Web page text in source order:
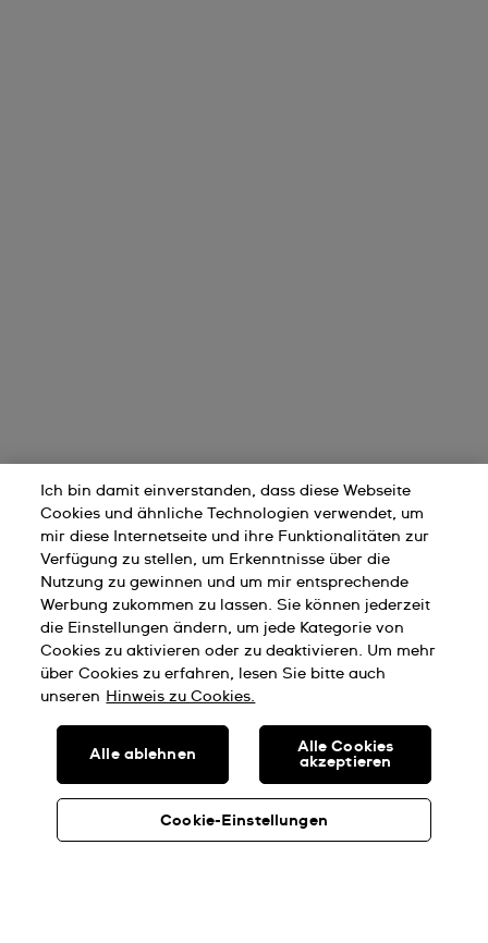
Ich bin damit einverstanden, dass diese Webseite
Cookies und ähnliche Technologien verwendet, um
mir diese Internetseite und ihre Funktionalitäten zur
Verfügung zu stellen, um Erkenntnisse über die
Nutzung zu gewinnen und um mir entsprechende
Werbung zukommen zu lassen. Sie können jederzeit
die Einstellungen ändern, um jede Kategorie von
Cookies zu aktivieren oder zu deaktivieren. Um mehr
über Cookies zu erfahren, lesen Sie bitte auch
unseren Hinweis zu Cookies.
Cookie-Einstellungen
Alle ablehnen
Alle Cookies
akzeptieren